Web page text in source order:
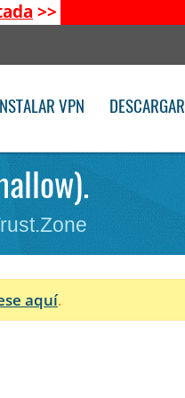
>>
INSTALAR VPN DESCARGAR
aquí.